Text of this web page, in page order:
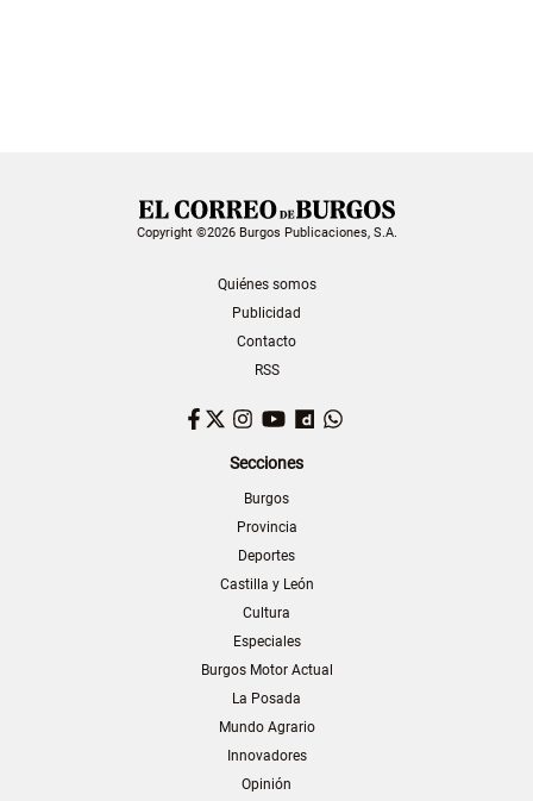
Copyright ©2026 Burgos Publicaciones, S.A.
Quiénes somos
Publicidad
Contacto
RSS
Facebook
TwitterInstagram
YouTubeDailymotion
Secciones
Burgos
Provincia
Deportes
Castilla y León
Cultura
Especiales
Burgos Motor Actual
La Posada
Mundo Agrario
Innovadores
Opinión